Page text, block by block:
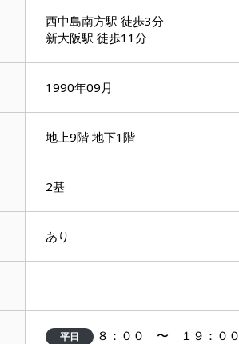
西中島南方駅 徒歩3分
新大阪駅 徒歩11分
1990年09月
地上9階 地下1階
2基
あり
平日 ８：００ 〜 １９：００